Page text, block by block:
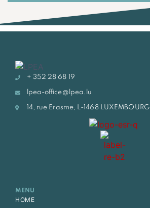
+ 352 28 68 19
lpea-office@lpea.lu
14, rue Erasme, L-1468 LUXEMBOURG
MENU
HOME